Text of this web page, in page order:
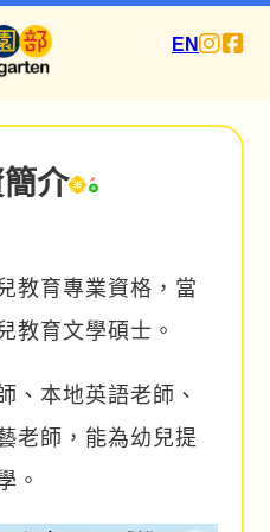
EN
簡介
教育專業資格，當
教育文學碩士。
、本地英語老師、
老師，能為幼兒提
。